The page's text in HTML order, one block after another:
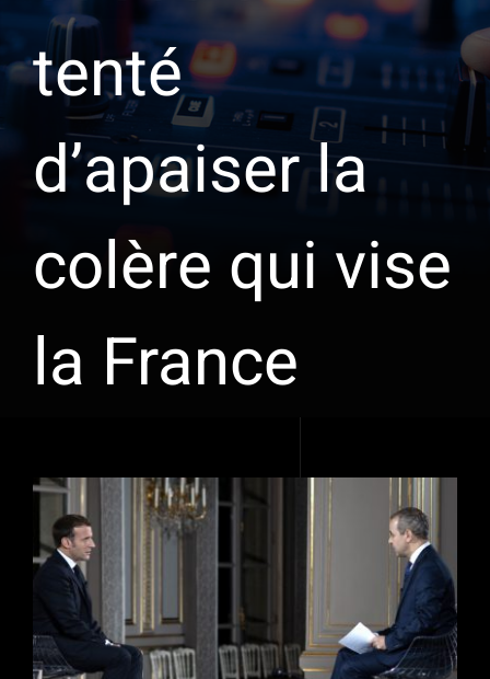
tenté
d’apaiser la
colère qui vise
la France
Voir
l'image
agrandie